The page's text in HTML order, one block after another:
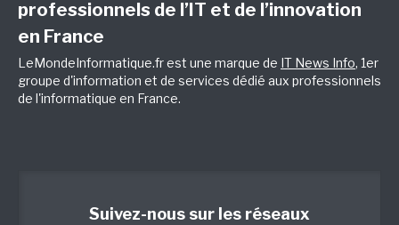
professionnels de l’IT et de l’innovation
en France
LeMondeInformatique.fr est une marque de IT News Info, 1er
groupe d'information et de services dédié aux professionnels
de l'informatique en France.
Suivez-nous sur les réseaux